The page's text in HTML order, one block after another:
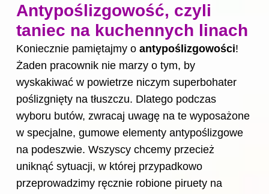
Antypoślizgowość, czyli
taniec na kuchennych linach
Koniecznie pamiętajmy o antypoślizgowości!
Żaden pracownik nie marzy o tym, by
wyskakiwać w powietrze niczym superbohater
poślizgnięty na tłuszczu. Dlatego podczas
wyboru butów, zwracaj uwagę na te wyposażone
w specjalne, gumowe elementy antypoślizgowe
na podeszwie. Wszyscy chcemy przecież
uniknąć sytuacji, w której przypadkowo
przeprowadzimy ręcznie robione piruety na